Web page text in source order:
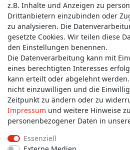
Service & Kontakt
Wünschen Sie einen
Schreiben Sie uns:
z.B. Inhalte und Anzeigen zu
Drittanbietern einzubinden oder
zu analysieren. Die
gesetzte Cookies. Wir teilen diese
den Einstellungen benennen.
Die Datenverarbeitung kann mit
eines berechtigten Interesses
kann erteilt oder abgelehnt
nicht einzuwilligen und die
Zeitpunkt zu ändern oder zu
Impressum und weitere Hinweise
personenbezogener Daten in
Essenziell